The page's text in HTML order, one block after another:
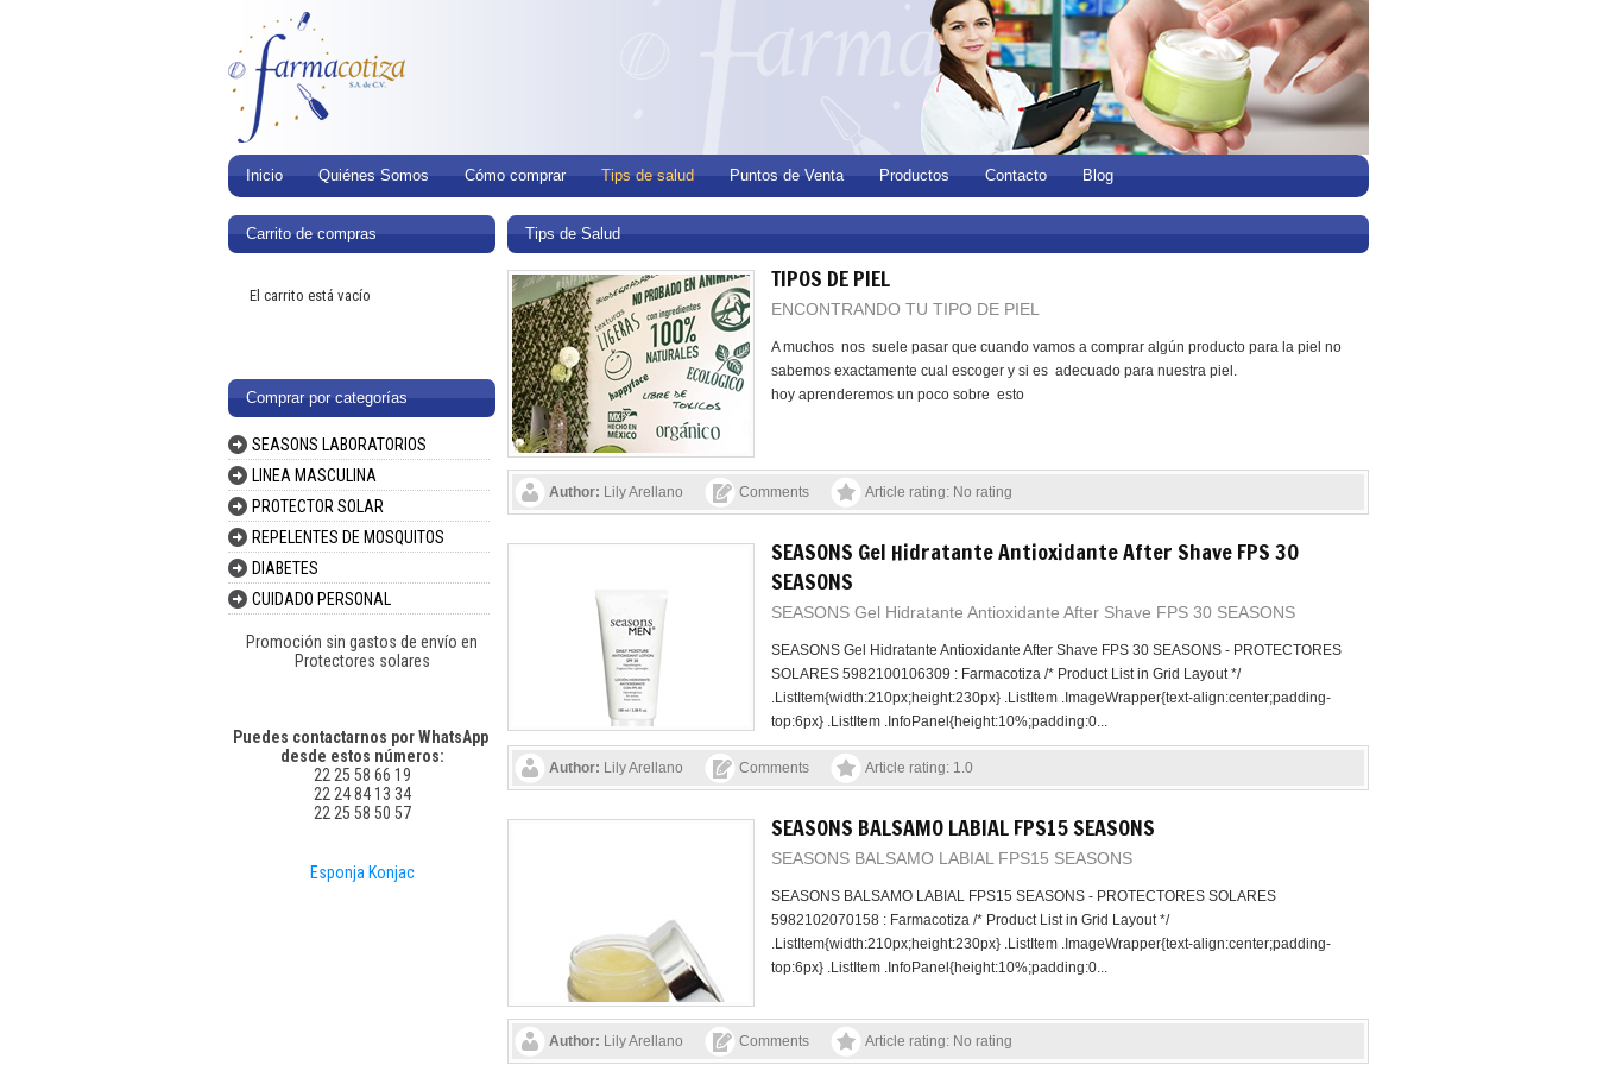
Inicio Quiénes Somos Cómo comprar Tips de salud Puntos de Venta Productos Contacto Blog
Carrito de compras
El carrito está vacío
Comprar por categorías
SEASONS LABORATORIOS
LINEA MASCULINA
PROTECTOR SOLAR
REPELENTES DE MOSQUITOS
DIABETES
CUIDADO PERSONAL
Promoción sin gastos de envío en
Protectores solares
Puedes contactarnos por WhatsApp
desde estos números:
22 25 58 66 19
22 24 84 13 34
22 25 58 50 57
Esponja Konjac
Tips de Salud
TIPOS DE PIEL
ENCONTRANDO TU TIPO DE PIEL
A muchos nos suele pasar que cuando vamos a comprar algún producto para la piel no
sabemos exactamente cual escoger y si es adecuado para nuestra piel.
hoy aprenderemos un poco sobre esto
Author: Lily Arellano Comments Article rating: No rating
SEASONS Gel Hidratante Antioxidante After Shave FPS 30
SEASONS
SEASONS Gel Hidratante Antioxidante After Shave FPS 30 SEASONS
SEASONS Gel Hidratante Antioxidante After Shave FPS 30 SEASONS - PROTECTORES
SOLARES 5982100106309 : Farmacotiza /* Product List in Grid Layout */
.ListItem{width:210px;height:230px} .ListItem .ImageWrapper{text-align:center;padding-
top:6px} .ListItem .InfoPanel{height:10%;padding:0...
Author: Lily Arellano Comments Article rating: 1.0
SEASONS BALSAMO LABIAL FPS15 SEASONS
SEASONS BALSAMO LABIAL FPS15 SEASONS
SEASONS BALSAMO LABIAL FPS15 SEASONS - PROTECTORES SOLARES
5982102070158 : Farmacotiza /* Product List in Grid Layout */
.ListItem{width:210px;height:230px} .ListItem .ImageWrapper{text-align:center;padding-
top:6px} .ListItem .InfoPanel{height:10%;padding:0...
Author: Lily Arellano Comments Article rating: No rating